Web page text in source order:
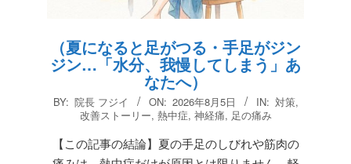
（夏になると足がつる・手足がジン
ジン…「水分、我慢してしまう」あ
なたへ）
2026-
BY: 院長 フジイ ON: 2026年8月5日 IN: 対策,
改善ストーリー, 熱中症, 神経痛, 足の痛み
【この記事の結論】夏の手足のしびれや筋肉の